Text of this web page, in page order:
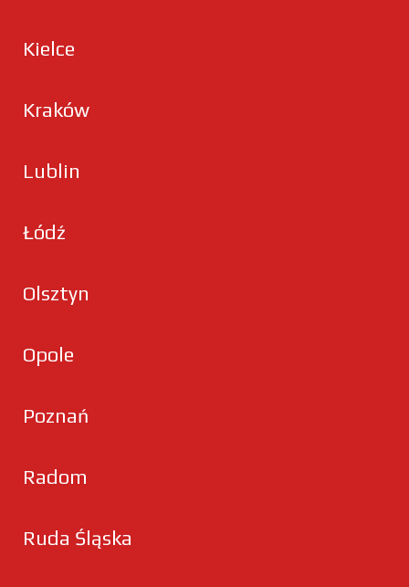
Kielce
Kraków
Lublin
Łódź
Olsztyn
Opole
Poznań
Radom
Ruda Śląska